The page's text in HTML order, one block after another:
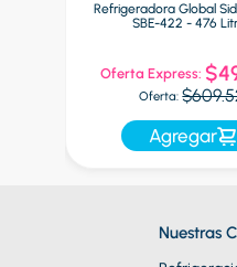
Refrigeradora Global
SBE-422 - 476
Oferta Express:
Oferta:
Agregar
Nuestras